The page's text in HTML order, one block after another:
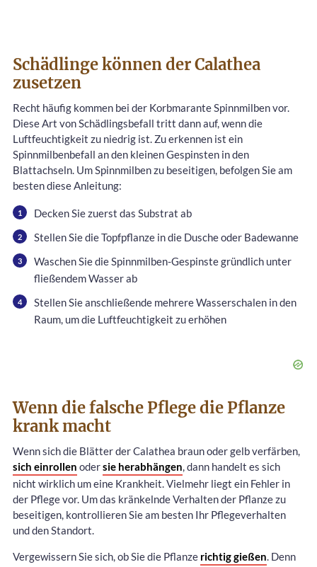
Schädlinge können der Calathea
zusetzen
Recht häufig kommen bei der Korbmarante Spinnmilben vor.
Diese Art von Schädlingsbefall tritt dann auf, wenn die
Luftfeuchtigkeit zu niedrig ist. Zu erkennen ist ein
Spinnmilbenbefall an den kleinen Gespinsten in den
Blattachseln. Um Spinnmilben zu beseitigen, befolgen Sie am
besten diese Anleitung:
Decken Sie zuerst das Substrat ab
Stellen Sie die Topfpflanze in die Dusche oder Badewanne
Waschen Sie die Spinnmilben-Gespinste gründlich unter
fließendem Wasser ab
Stellen Sie anschließende mehrere Wasserschalen in den
Raum, um die Luftfeuchtigkeit zu erhöhen
Wenn die falsche Pflege die Pflanze
krank macht
Wenn sich die Blätter der Calathea braun oder gelb verfärben,
sich einrollen odersie herabhängen, dann handelt es sich
nicht wirklich um eine Krankheit. Vielmehr liegt ein Fehler in
der Pflege vor. Um das kränkelnde Verhalten der Pflanze zu
beseitigen, kontrollieren Sie am besten Ihr Pflegeverhalten
und den Standort.
Vergewissern Sie sich, ob Sie die Pflanze richtig gießen. Denn